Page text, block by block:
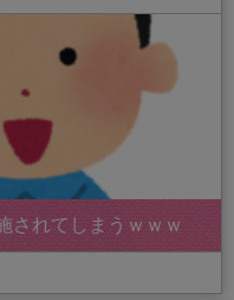
されてしまうｗｗｗ